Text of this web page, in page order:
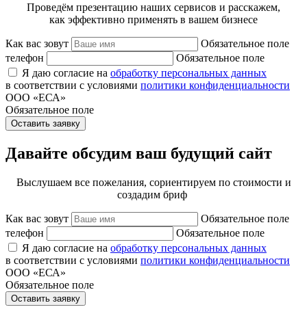
Проведём презентацию наших сервисов и расскажем,
как эффективно применять в вашем бизнесе
Как вас зовут
Обязательное поле
телефон
Обязательное поле
Я даю согласие на обработку персональных данных
в соответствии с условиями политики конфиденциальности
ООО «ЕСА»
Обязательное поле
Оставить заявку
Давайте обсудим ваш будущий сайт
Выслушаем все пожелания, сориентируем по стоимости и
создадим бриф
Как вас зовут
Обязательное поле
телефон
Обязательное поле
Я даю согласие на обработку персональных данных
в соответствии с условиями политики конфиденциальности
ООО «ЕСА»
Обязательное поле
Оставить заявку